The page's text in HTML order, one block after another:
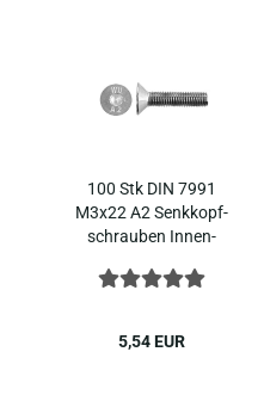
100 Stk DIN 7991
M3x22 A2 Senk­kopf­
schrau­ben In­nen­
Edel­stahl
5,54 EUR